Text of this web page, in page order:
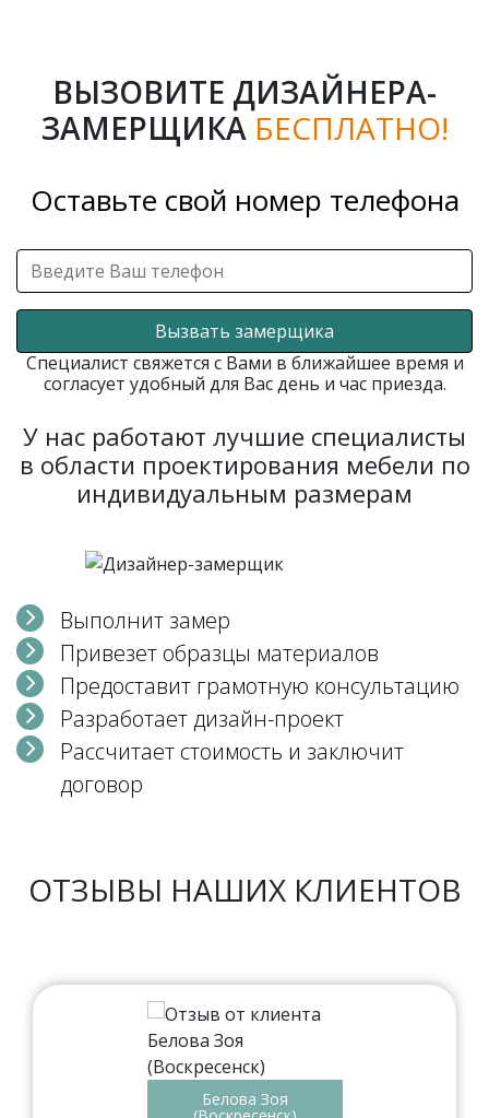
ВЫЗОВИТЕ ДИЗАЙНЕРА-
ЗАМЕРЩИКА БЕСПЛАТНО!
Оставьте свой номер телефона
Вызвать замерщика
Специалист свяжется с Вами в ближайшее время и
согласует удобный для Вас день и час приезда.
У нас работают лучшие специалисты
в области проектирования мебели по
индивидуальным размерам
Выполнит замер
Привезет образцы материалов
Предоставит грамотную консультацию
Разработает дизайн-проект
Рассчитает стоимость и заключит
договор
ОТЗЫВЫ НАШИХ КЛИЕНТОВ
Белова Зоя